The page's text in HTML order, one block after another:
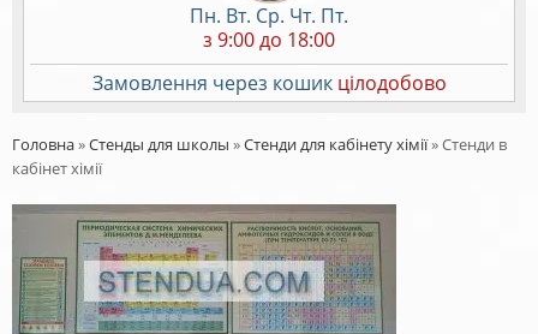
Пн. Вт. Ср. Чт. Пт.
з 9:00 до 18:00
Замовлення через кошик цілодобово
Головна»Стенды для школы »Стенди для кабінету хімії»Стенди в
кабінет хімії